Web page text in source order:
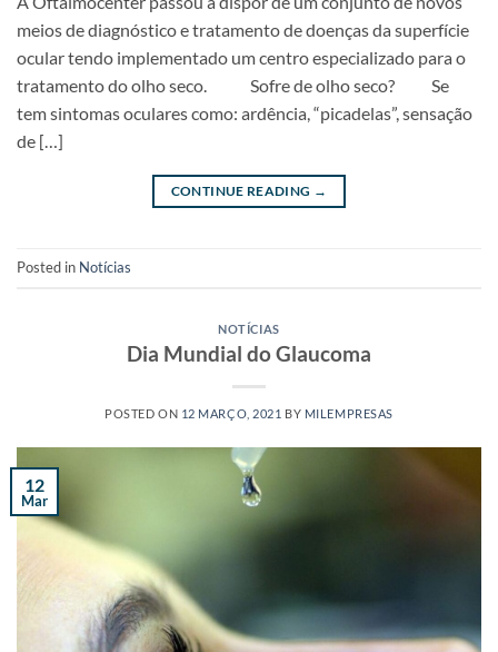
meios de diagnóstico e tratamento de doenças da superfície
ocular tendo implementado um centro especializado para o
tratamento do olho seco. Sofre de olho seco? Se
tem sintomas oculares como: ardência, “picadelas”, sensação
de […]
CONTINUE READING →
Posted in Notícias
NOTÍCIAS
Dia Mundial do Glaucoma
POSTED ON 12 MARÇO, 2021 BY MILEMPRESAS
12
Mar